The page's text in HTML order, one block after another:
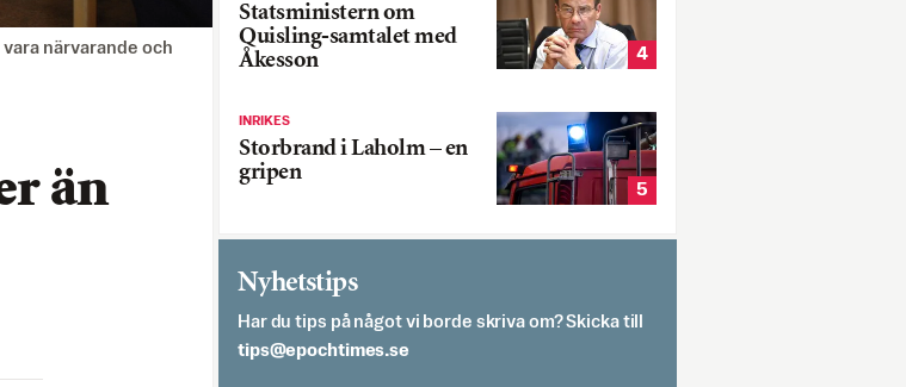
närvarande och
än
Statsministern om
Quisling-samtalet med
Åkesson
4
INRIKES
Storbrand i Laholm – en
gripen
5
Nyhetstips
Har du tips på något vi borde skriva om? Skicka till
es.semithcope@spit